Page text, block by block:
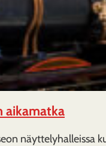
aikamatka
näyttelyhalleissa